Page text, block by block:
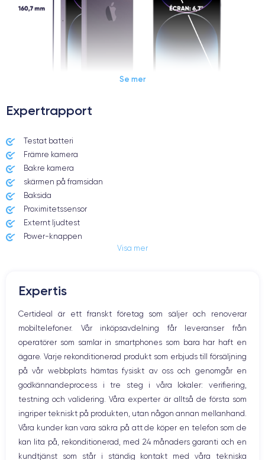
Dimensions et poids iPhone 14 Pro Max
Date de sortie
16/09/2022
Dimensions
OLED 6.7 pouces
Puce A16 Bionic 6
Nom GPU
GPU 5 cœurs
Fréq. processeur
3.1 GHz
48 Mpx 12 Mpx
Résolution vidéo
4K - 3840 x 2160 px
Recharge rapide
Oui, 27W
Batterie Type de SIM
Se mer
Expertrapport
Testat batteri
Främre kamera
Bakre kamera
skärmen på framsidan
Baksida
Proximitetssensor
Externt ljudtest
Power-knappen
Högtalare
Hem-knappen
Bluetooth
WiFi
Nätverk
Vibration
Prise USB
Visa mer
Expertis
Certideal är ett franskt företag som säljer och renoverar
mobiltelefoner. Vår inköpsavdelning får leveranser från
operatörer som samlar in smartphones som bara har haft en
ägare. Varje rekonditionerad produkt som erbjuds till försäljning
på vår webbplats hämtas fysiskt av oss och genomgår en
godkännandeprocess i tre steg i våra lokaler: verifiering,
testning och validering. Våra experter är alltså de första som
ingriper tekniskt på produkten, utan någon annan mellanhand.
Våra kunder kan vara säkra på att de köper en telefon som de
kan lita på, rekonditionerad, med 24 månaders garanti och en
kundtjänst som står i ständig kontakt med våra tekniska